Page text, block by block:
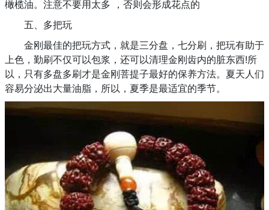
橄榄油。注意不要用太多 ，否则会形成花点的
五、多把玩
金刚最佳的把玩方式，就是三分盘，七分刷，把玩有助于
上色，勤刷不仅可以包浆，还可以清理金刚齿内的脏东西!所
以，只有多盘多刷才是金刚菩提子最好的保养方法。夏天人们
容易分泌出大量油脂，所以，夏季是最适宜的季节。